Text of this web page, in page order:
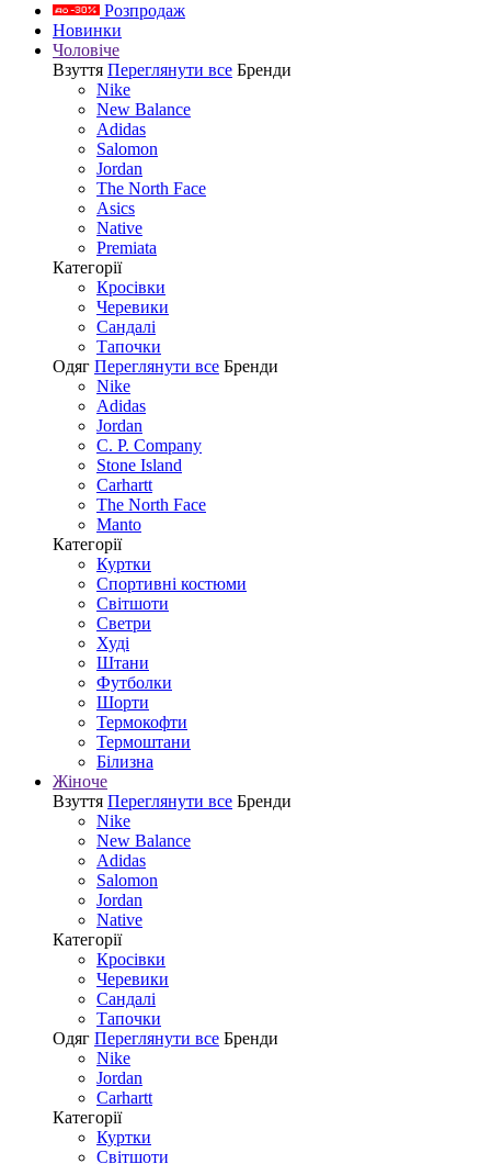
Розпродаж
Новинки
Чоловіче
Взуття Переглянути все Бренди
Nike
New Balance
Adidas
Salomon
Jordan
The North Face
Asics
Native
Premiata
Категорії
Кросівки
Черевики
Сандалі
Tапочки
Одяг Переглянути все Бренди
Nike
Adidas
Jordan
C. P. Company
Stone Island
Carhartt
The North Face
Manto
Категорії
Куртки
Спортивні костюми
Світшоти
Светри
Худі
Штани
Футболки
Шорти
Термокофти
Термоштани
Білизна
Жіноче
Взуття Переглянути все Бренди
Nike
New Balance
Adidas
Salomon
Jordan
Native
Категорії
Кросівки
Черевики
Сандалі
Tапочки
Одяг Переглянути все Бренди
Nike
Jordan
Carhartt
Категорії
Куртки
Світшоти